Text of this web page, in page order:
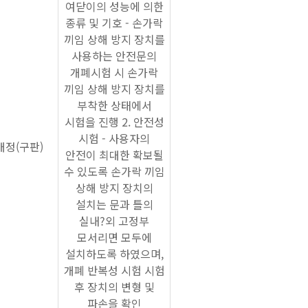
정(구판)
여닫이의 성능에 의한
종류 및 기호 - 손가락
끼임 상해 방지 장치를
사용하는 안전문의
개폐시험 시 손가락
끼임 상해 방지 장치를
부착한 상태에서
시험을 진행 2. 안전성
시험 - 사용자의
안전이 최대한 확보될
수 있도록 손가락 끼임
상해 방지 장치의
설치는 문과 틀의
실내?외 고정부
모서리면 모두에
설치하도록 하였으며,
개폐 반복성 시험 시험
후 장치의 변형 및
파손을 확인